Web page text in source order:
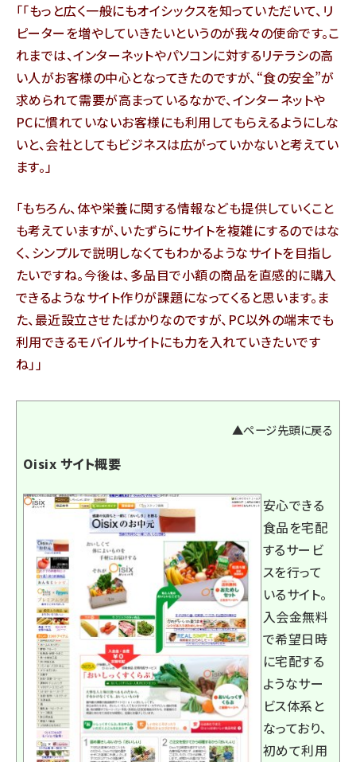
「もっと広く一般にもオイシックスを知っていただいて、リ
ピーターを増やしていきたいというのが我々の使命です。こ
れまでは、インターネットやパソコンに対するリテラシの高
い人がお客様の中心となってきたのですが、“食の安全”が
求められて需要が高まっているなかで、インターネットや
PCに慣れていないお客様にも利用してもらえるようにしな
いと、会社としてもビジネスは広がっていかないと考えてい
ます。
もちろん、体や栄養に関する情報なども提供していくこと
も考えていますが、いたずらにサイトを複雑にするのではな
く、シンプルで説明しなくてもわかるようなサイトを目指し
たいですね。今後は、多品目で小額の商品を直感的に購入
できるようなサイト作りが課題になってくると思います。ま
た、最近設立させたばかりなのですが、PC以外の端末でも
利用できるモバイルサイトにも力を入れていきたいです
ね」
▲ページ先頭に戻る
Oisix サイト概要
安心できる
食品を宅配
するサービ
スを行って
いるサイト。
入会金無料
で希望日時
に宅配する
ようなサー
ビス体系と
なっており、
初めて利用